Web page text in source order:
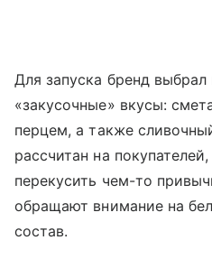
Для запуска бренд выбрал
«закусочные» вкусы:
перцем, а также
рассчитан на
перекусить чем-то
обращают внимание на
состав.